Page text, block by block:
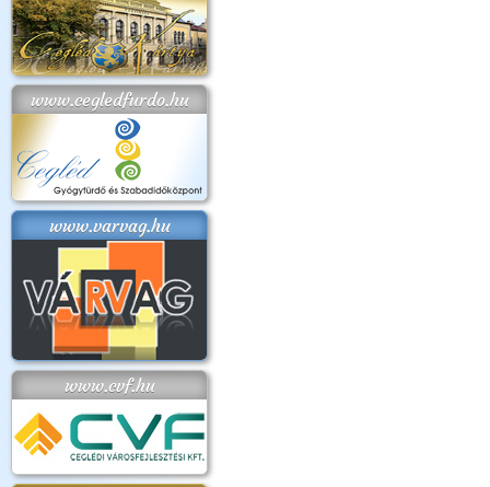
www.cegledfurdo.hu
www.varvag.hu
www.cvf.hu